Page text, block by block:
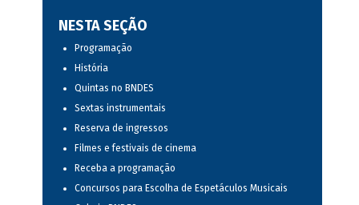
NESTA SEÇÃO
Programação
História
Quintas no BNDES
Sextas instrumentais
Reserva de ingressos
Filmes e festivais de cinema
Receba a programação
Concursos para Escolha de Espetáculos Musicais